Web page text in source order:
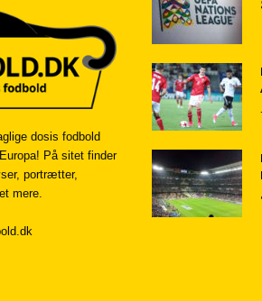
dosis fodbold
På sitet finder
portrætter,
mere.